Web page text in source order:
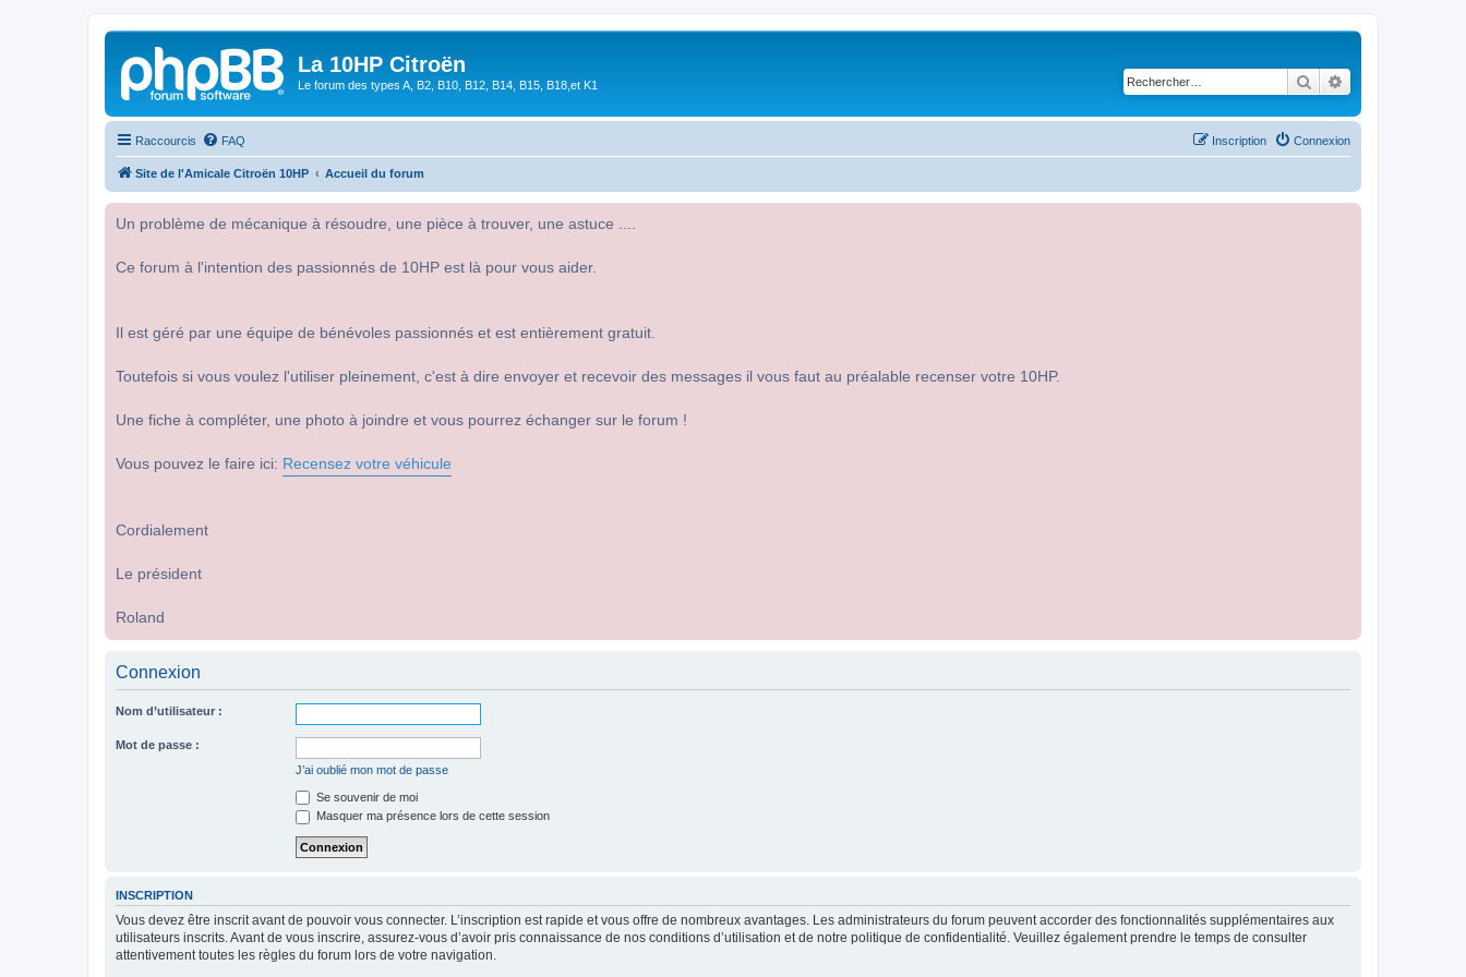
La 10HP Citroën
Le forum des types A, B2, B10, B12, B14, B15, B18,et K1 Rechercher
Raccourcis FAQ Connexion
Inscription
Site de l'Amicale Citroën 10HP Accueil du forum
Un problème de mécanique à résoudre, une pièce à trouver, une astuce ....
Ce forum à l'intention des passionnés de 10HP est là pour vous aider.
Il est géré par une équipe de bénévoles passionnés et est entièrement gratuit.
Toutefois si vous voulez l'utiliser pleinement, c'est à dire envoyer et recevoir des messages il vous faut au préalable recenser votre 10HP.
Une fiche à compléter, une photo à joindre et vous pourrez échanger sur le forum !
Vous pouvez le faire ici: Recensez votre véhicule
Cordialement
Le président
Roland
Connexion
Nom d’utilisateur :
Mot de passe :
J’ai oublié mon mot de passe
Se souvenir de moi
Masquer ma présence lors de cette session
INSCRIPTION
Vous devez être inscrit avant de pouvoir vous connecter. L’inscription est rapide et vous offre de nombreux avantages. Les administrateurs du forum peuvent accorder des fonctionnalités supplémentaires aux
utilisateurs inscrits. Avant de vous inscrire, assurez-vous d’avoir pris connaissance de nos conditions d’utilisation et de notre politique de confidentialité. Veuillez également prendre le temps de consulter
attentivement toutes les règles du forum lors de votre navigation.